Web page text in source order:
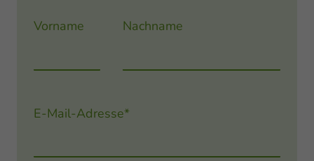
Vorname Nachname
E-Mail-Adresse*